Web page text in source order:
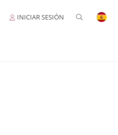
INICIAR SESIÓN